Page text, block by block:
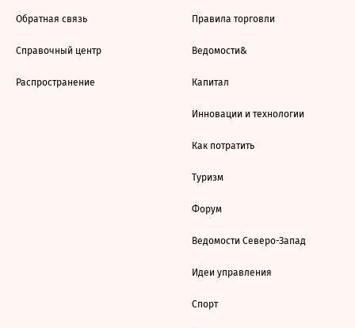
Обратная связь
Справочный центр
Распространение
Правила торговли
Ведомости&
Капитал
Инновации и технологии
Как потратить
Туризм
Форум
Ведомости Северо-Запад
Идеи управления
Спорт